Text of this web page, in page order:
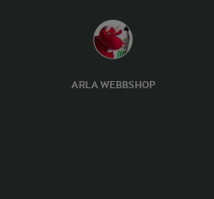
ARLA WEBBSHOP